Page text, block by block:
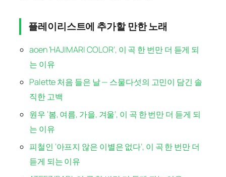
플레이리스트에 추가할 만한 노래
aoen ‘HAJIMARI COLOR’, 이 곡 한 번만 더 듣게 되
는 이유
Palette 처음 들은 날 — 스물다섯의 고민이 담긴 솔
직한 고백
원우 ‘봄, 여름, 가을, 겨울’, 이 곡 한 번만 더 듣게 되
는 이유
피철인 ‘아프지 않은 이별은 없다’, 이 곡 한 번만 더
듣게 되는 이유